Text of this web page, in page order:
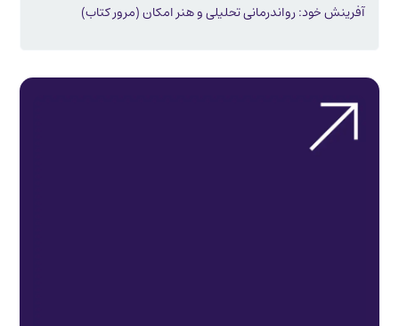
آفرینش خود: رواندرمانی تحلیلی و هنر امکان (مرور کتاب)